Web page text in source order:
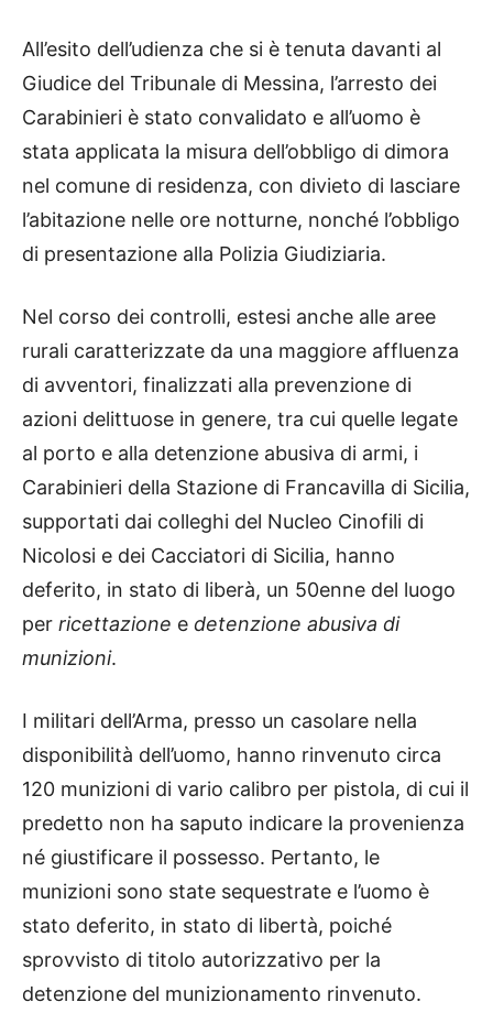
All’esito dell’udienza che si è tenuta davanti al
Giudice del Tribunale di Messina, l’arresto dei
Carabinieri è stato convalidato e all’uomo è
stata applicata la misura dell’obbligo di dimora
nel comune di residenza, con divieto di lasciare
l’abitazione nelle ore notturne, nonché l’obbligo
di presentazione alla Polizia Giudiziaria.
Nel corso dei controlli, estesi anche alle aree
rurali caratterizzate da una maggiore affluenza
di avventori, finalizzati alla prevenzione di
azioni delittuose in genere, tra cui quelle legate
al porto e alla detenzione abusiva di armi, i
Carabinieri della Stazione di Francavilla di Sicilia,
supportati dai colleghi del Nucleo Cinofili di
Nicolosi e dei Cacciatori di Sicilia, hanno
deferito, in stato di liberà, un 50enne del luogo
per ricettazione e detenzione abusiva di
munizioni.
I militari dell’Arma, presso un casolare nella
disponibilità dell’uomo, hanno rinvenuto circa
120 munizioni di vario calibro per pistola, di cui il
predetto non ha saputo indicare la provenienza
né giustificare il possesso. Pertanto, le
munizioni sono state sequestrate e l’uomo è
stato deferito, in stato di libertà, poiché
sprovvisto di titolo autorizzativo per la
detenzione del munizionamento rinvenuto.